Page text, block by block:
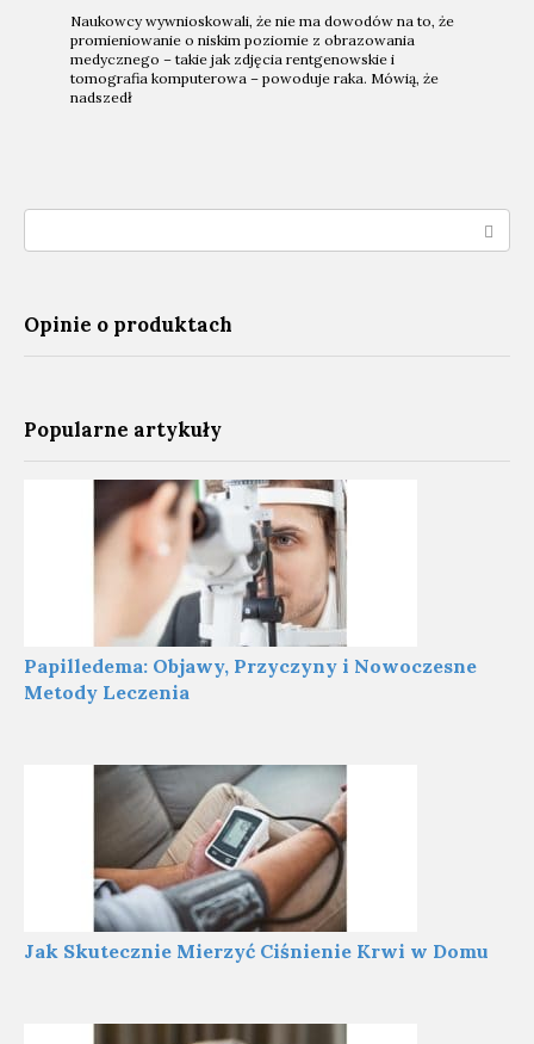
Naukowcy wywnioskowali, że nie ma dowodów na to, że
promieniowanie o niskim poziomie z obrazowania
medycznego – takie jak zdjęcia rentgenowskie i
tomografia komputerowa – powoduje raka. Mówią, że
nadszedł
Opinie o produktach
Popularne artykuły
Papilledema: Objawy, Przyczyny i Nowoczesne
Metody Leczenia
Jak Skutecznie Mierzyć Ciśnienie Krwi w Domu